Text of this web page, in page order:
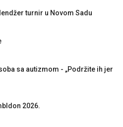
turnir u Novom Sadu
sa autizmom - „Podržite ih jer
2026.